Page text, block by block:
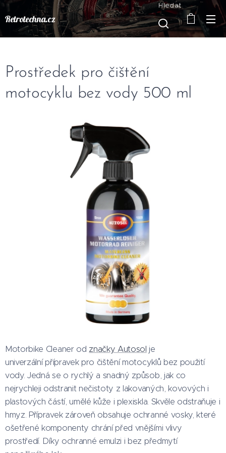
Retrotechna.cz
Hledat
Prostředek pro čištění
motocyklu bez vody 500 ml
Motorbike Cleaner od značky Autosol je
univerzální přípravek pro čištění motocyklů bez použití
vody. Jedná se o rychlý a snadný způsob, jak co
nejrychleji odstranit nečistoty z lakovaných, kovových i
plastových částí, umělé kůže i plexiskla. Skvěle odstraňuje i
hmyz. Přípravek zároveň obsahuje ochranné vosky, které
ošetřené komponenty chrání před vnějšími vlivy
prostředí. Díky ochranné emulzi i bez předmytí